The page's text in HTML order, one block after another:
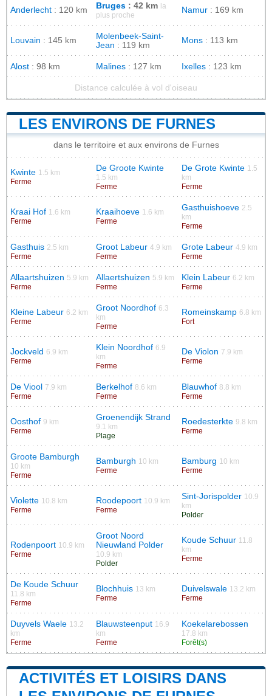
Anderlecht : 120 km Bruges : 42 km
la
plus proche
Namur : 169 km
Louvain : 145 km
Molenbeek-Saint-
Jean : 119 km
Mons : 113 km
Alost : 98 km Malines : 127 km Ixelles : 123 km
Distance calculée à vol d'oiseau
LES ENVIRONS DE FURNES
dans le territoire et aux environs de Furnes
Kwinte 1.5 km
Ferme
De Groote Kwinte
1.5 km
Ferme
De Grote Kwinte 1.5
km
Ferme
Kraai Hof 1.6 km
Ferme
Kraaihoeve 1.6 km
Ferme
Gasthuishoeve 2.5
km
Ferme
Gasthuis 2.5 km
Ferme
Groot Labeur 4.9 km
Ferme
Grote Labeur 4.9 km
Ferme
Allaartshuizen 5.9 km
Ferme
Allaertshuizen 5.9 km
Ferme
Klein Labeur 6.2 km
Ferme
Kleine Labeur 6.2 km
Ferme
Groot Noordhof 6.3
km
Ferme
Romeinskamp 6.8 km
Fort
Jockveld 6.9 km
Ferme
Klein Noordhof 6.9
km
Ferme
De Violon 7.9 km
Ferme
De Viool 7.9 km
Ferme
Berkelhof 8.6 km
Ferme
Blauwhof 8.8 km
Ferme
Oosthof 9 km
Ferme
Groenendijk Strand
9.1 km
Plage
Roedesterkte 9.8 km
Ferme
Groote Bamburgh
10 km
Ferme
Bamburgh 10 km
Ferme
Bamburg 10 km
Ferme
Violette 10.8 km
Ferme
Roodepoort 10.9 km
Ferme
Sint-Jorispolder 10.9
km
Polder
Rodenpoort 10.9 km
Ferme
Groot Noord
Nieuwland Polder
10.9 km
Polder
Koude Schuur 11.8
km
Ferme
De Koude Schuur
11.8 km
Ferme
Blochhuis 13 km
Ferme
Duivelswale 13.2 km
Ferme
Duyvels Waele 13.2
km
Ferme
Blauwsteenput 16.9
km
Ferme
Koekelarebossen
17.8 km
Forêt(s)
ACTIVITÉS ET LOISIRS DANS